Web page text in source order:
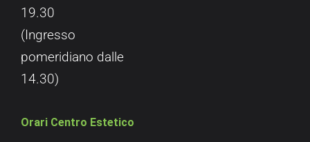
19.30
(Ingresso
pomeridiano dalle
14.30)
Orari Centro Estetico